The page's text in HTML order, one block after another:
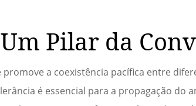
Pilar da
a coexistência pacífica entre
é essencial para a propagação do